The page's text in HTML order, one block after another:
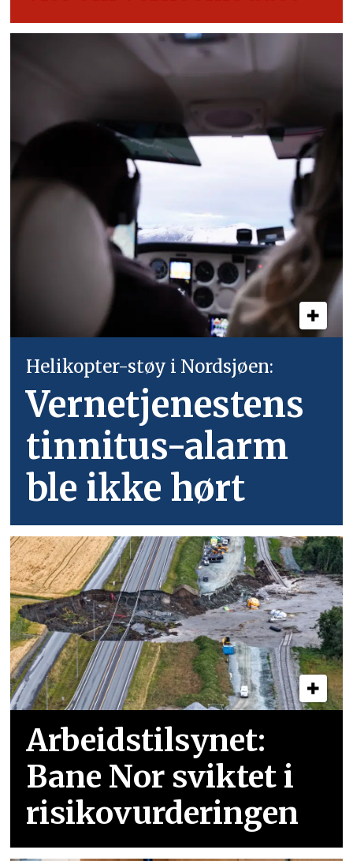
Helikopter-støy i Nordsjøen:
Vernetjenestens
tinnitus-alarm
ble ikke hørt
Arbeidstilsynet:
Bane Nor sviktet i
risikovurderingen